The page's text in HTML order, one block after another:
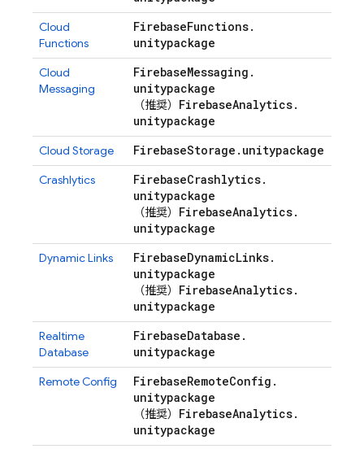
Cloud
Functions
FirebaseFunctions.
unitypackage
Cloud
Messaging
FirebaseMessaging .
unitypackage
（推奨） FirebaseAnalytics.
unitypackage
Cloud Storage FirebaseStorage . unitypackage
Crashlytics FirebaseCrashlytics.
unitypackage
（推奨） FirebaseAnalytics.
unitypackage
Dynamic Links FirebaseDynamicLinks.
unitypackage
（推奨） FirebaseAnalytics.
unitypackage
Realtime
Database
FirebaseDatabase .
unitypackage
Remote Config FirebaseRemoteConfig .
unitypackage
（推奨） FirebaseAnalytics.
unitypackage